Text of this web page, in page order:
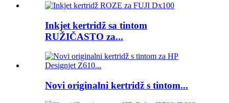
Inkjet kertridž sa tintom
RUŽIČASTO za...
Novi originalni kertridž s tintom...